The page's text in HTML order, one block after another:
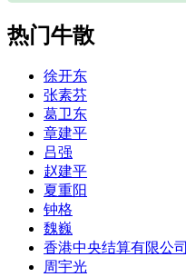
热门牛散
徐开东
张素芬
葛卫东
章建平
吕强
赵建平
夏重阳
钟格
魏巍
香港中央结算有限公司
周宇光